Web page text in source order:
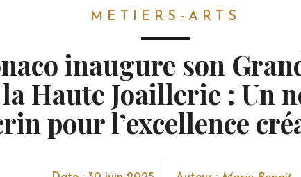
METIERS-ARTS
inaugure son
Haute Joaillerie : Un
pour l’excellence